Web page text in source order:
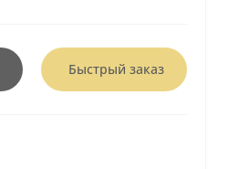
Быстрый заказ